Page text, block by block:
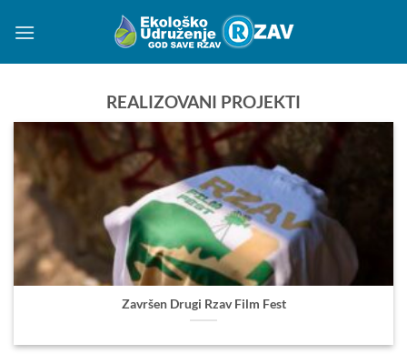
REALIZOVANI PROJEKTI
Završen Drugi Rzav Film Fest